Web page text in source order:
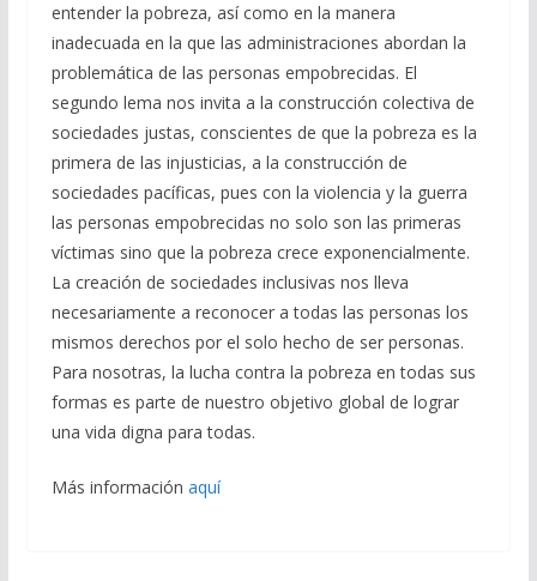
entender la pobreza, así como en la manera
inadecuada en la que las administraciones abordan la
problemática de las personas empobrecidas. El
segundo lema nos invita a la construcción colectiva de
sociedades justas, conscientes de que la pobreza es la
primera de las injusticias, a la construcción de
sociedades pacíficas, pues con la violencia y la guerra
las personas empobrecidas no solo son las primeras
víctimas sino que la pobreza crece exponencialmente.
La creación de sociedades inclusivas nos lleva
necesariamente a reconocer a todas las personas los
mismos derechos por el solo hecho de ser personas.
Para nosotras, la lucha contra la pobreza en todas sus
formas es parte de nuestro objetivo global de lograr
una vida digna para todas.
Más información aquí